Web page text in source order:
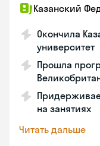
Казанский
Окончила
университет
Прошла
на занятиях
Читать дальше